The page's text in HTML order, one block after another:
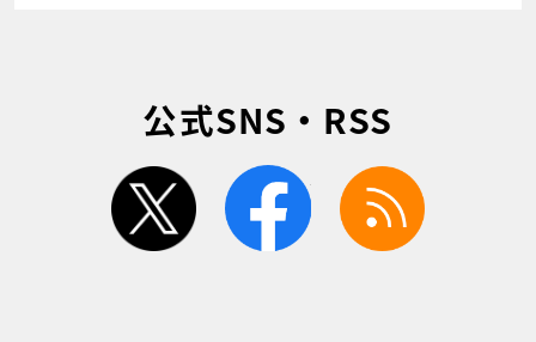
公式SNS・RSS
twitter facebook